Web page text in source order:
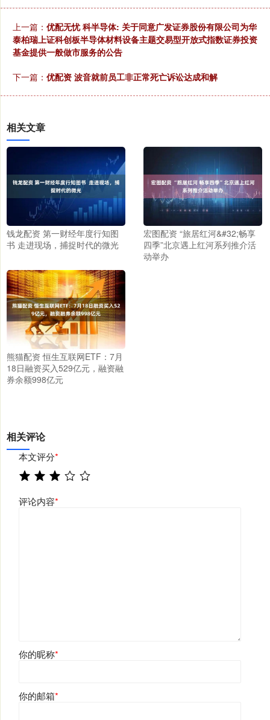
上一篇： 优配无忧 科半导体: 关于同意广发证券股份有限公司为华
泰柏瑞上证科创板半导体材料设备主题交易型开放式指数证券投资
基金提供一般做市服务的公告
下一篇： 优配资 波音就前员工非正常死亡诉讼达成和解
相关文章
钱龙配资 第一财经年度行知图
书 走进现场，捕捉时代的微光
宏图配资 “旅居红河&#32;畅享
四季”北京遇上红河系列推介活
动举办
熊猫配资 恒生互联网ETF：7月
18日融资买入529亿元，融资融
券余额998亿元
相关评论
本文评分*
评论内容*
你的昵称*
你的邮箱*